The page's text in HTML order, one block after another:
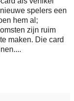
spelers een
hem al;
zijn ruim
maken. Die card